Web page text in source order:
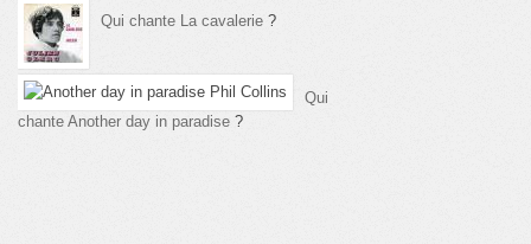
Qui chante La cavalerie ?
Qui
chante Another day in paradise ?